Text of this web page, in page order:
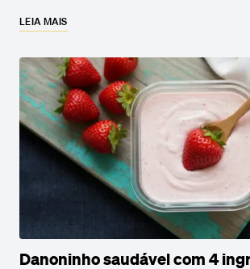
LEIA MAIS
Danoninho saudável com 4